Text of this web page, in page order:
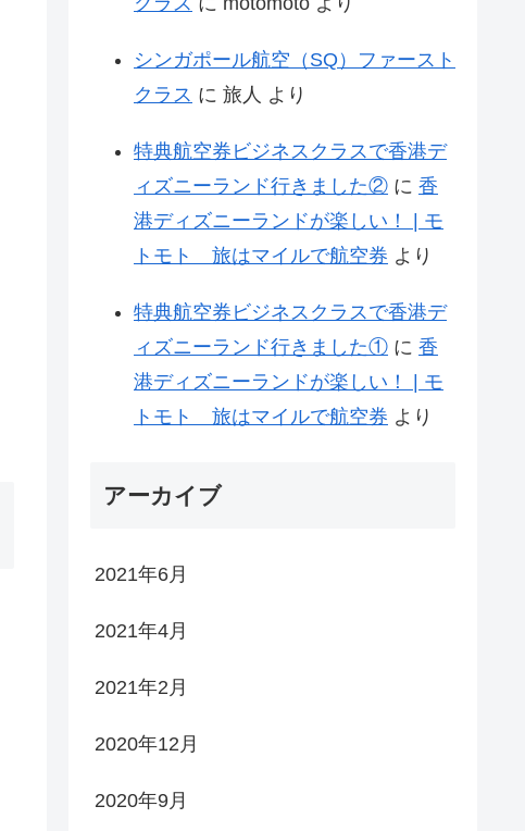
シンガポール航空（SQ）ファースト
クラス に 旅人 より
特典航空券ビジネスクラスで香港デ
ィズニーランド行きました② に 香
港ディズニーランドが楽しい！ | モ
トモト 旅はマイルで航空券 より
特典航空券ビジネスクラスで香港デ
ィズニーランド行きました① に 香
港ディズニーランドが楽しい！ | モ
トモト 旅はマイルで航空券 より
アーカイブ
2021年6月
2021年4月
2021年2月
2020年12月
2020年9月